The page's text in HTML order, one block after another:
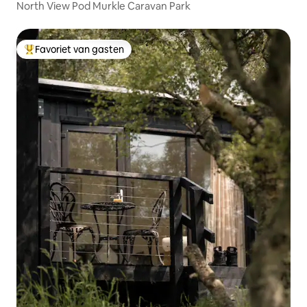
North View Pod Murkle Caravan Park
Topfavoriet van gasten
Favoriet van gasten